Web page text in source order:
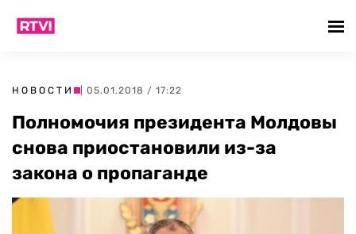
НОВОСТИ | 05.01.2018 / 17:22
Полномочия президента Молдовы
снова приостановили из-за
закона о пропаганде